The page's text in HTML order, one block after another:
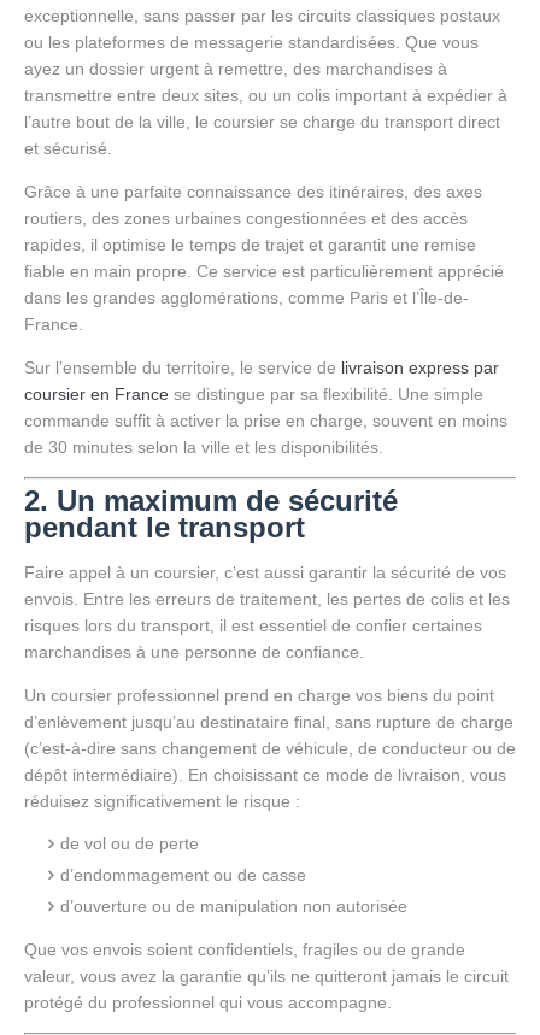
exceptionnelle, sans passer par les circuits classiques postaux
ou les plateformes de messagerie standardisées. Que vous
ayez un dossier urgent à remettre, des marchandises à
transmettre entre deux sites, ou un colis important à expédier à
l’autre bout de la ville, le coursier se charge du transport direct
et sécurisé.
Grâce à une parfaite connaissance des itinéraires, des axes
routiers, des zones urbaines congestionnées et des accès
rapides, il optimise le temps de trajet et garantit une remise
fiable en main propre. Ce service est particulièrement apprécié
dans les grandes agglomérations, comme Paris et l’Île-de-
France.
Sur l’ensemble du territoire, le service de livraison express par
coursier en France se distingue par sa flexibilité. Une simple
commande suffit à activer la prise en charge, souvent en moins
de 30 minutes selon la ville et les disponibilités.
2. Un maximum de sécurité
pendant le transport
Faire appel à un coursier, c’est aussi garantir la sécurité de vos
envois. Entre les erreurs de traitement, les pertes de colis et les
risques lors du transport, il est essentiel de confier certaines
marchandises à une personne de confiance.
Un coursier professionnel prend en charge vos biens du point
d’enlèvement jusqu’au destinataire final, sans rupture de charge
(c’est-à-dire sans changement de véhicule, de conducteur ou de
dépôt intermédiaire). En choisissant ce mode de livraison, vous
réduisez significativement le risque :
de vol ou de perte
d’endommagement ou de casse
d’ouverture ou de manipulation non autorisée
Que vos envois soient confidentiels, fragiles ou de grande
valeur, vous avez la garantie qu’ils ne quitteront jamais le circuit
protégé du professionnel qui vous accompagne.